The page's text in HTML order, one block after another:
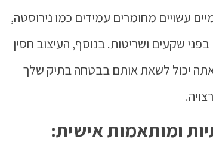
עשויים מחומרים עמידים כמו נירוסטה,
שקעים ושריטות. בנוסף, העיצוב חסין
יכול לשאת אותם בבטחה בתיק שלך
ומותאמות אישית: